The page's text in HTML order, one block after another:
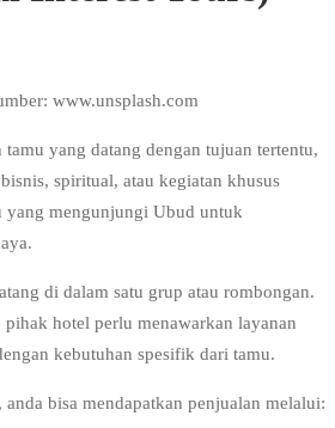
www.unsplash.com
tamu yang datang dengan tujuan tertentu,
spiritual, atau kegiatan khusus
yang mengunjungi Ubud untuk
di dalam satu grup atau rombongan.
hotel perlu menawarkan layanan
kebutuhan spesifik dari tamu.
bisa mendapatkan penjualan melalui: